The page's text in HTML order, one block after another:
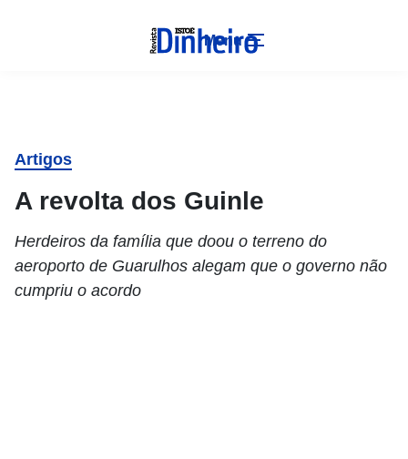
Menu
Artigos
A revolta dos Guinle
Herdeiros da família que doou o terreno do
aeroporto de Guarulhos alegam que o governo não
cumpriu o acordo